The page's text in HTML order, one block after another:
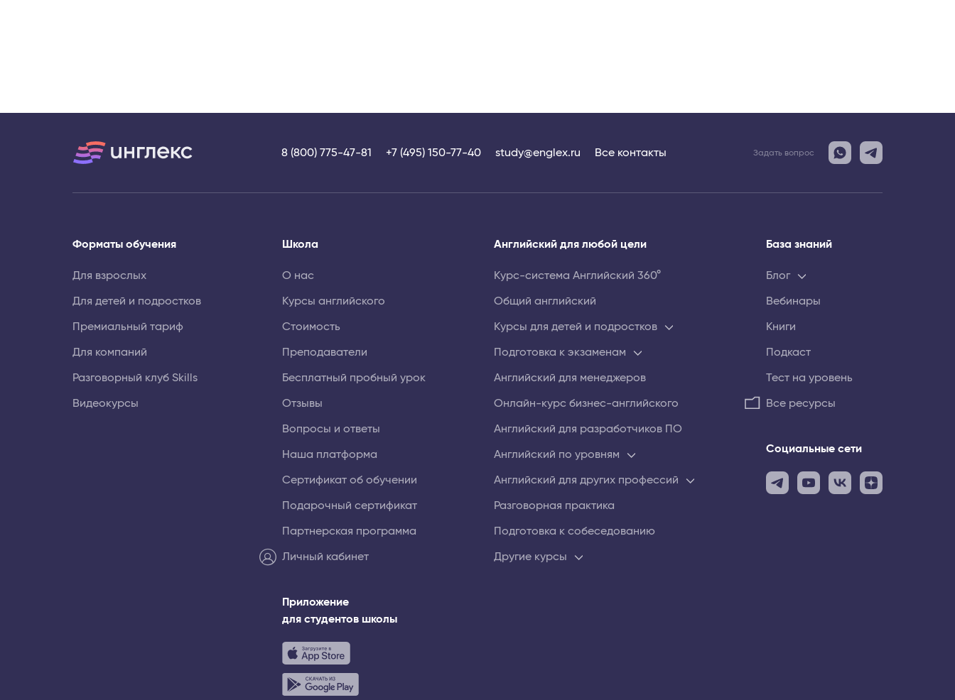
8 (800) 775-47-81 +7 (495) 150-77-40 study@englex.ru Все контакты Задать вопрос
Форматы обучения
Для взрослых
Для детей и подростков
Премиальный тариф
Для компаний
Разговорный клуб Skills
Видеокурсы
Школа
О нас
Курсы английского
Стоимость
Преподаватели
Бесплатный пробный урок
Отзывы
Вопросы и ответы
Наша платформа
Сертификат об обучении
Подарочный сертификат
Партнерская программа
Личный кабинет
Приложение
для студентов школы
Английский для любой цели
Курс-система Английский 360°
Общий английский
Курсы для детей и подростков
Подготовка к экзаменам
Английский для менеджеров
Онлайн⁠-⁠курс бизнес⁠-английского
Английский для разработчиков ПО
Английский по уровням
Английский для других профессий
Разговорная практика
Подготовка к собеседованию
Другие курсы
База знаний
Блог
Вебинары
Книги
Подкаст
Тест на уровень
Все ресурсы
Социальные сети